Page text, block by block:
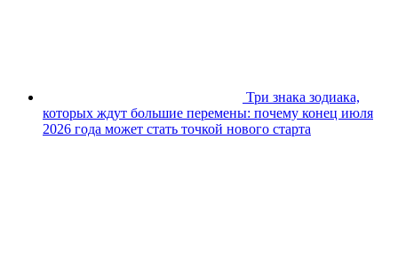
Три знака зодиака,
которых ждут большие перемены: почему конец июля
2026 года может стать точкой нового старта